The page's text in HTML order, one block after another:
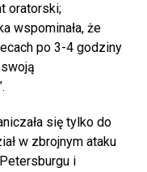
oratorski;
wspominała, że
po 3-4 godziny
się tylko do
w zbrojnym ataku
i